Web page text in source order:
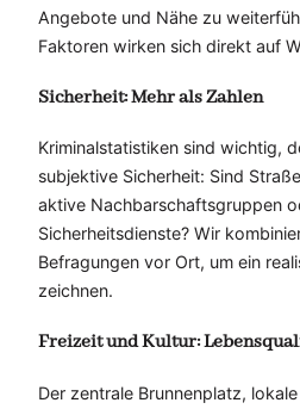
Angebote und Nähe zu
Faktoren wirken sich direkt auf
Sicherheit: Mehr als Zahlen
Kriminalstatistiken sind wichtig,
subjektive Sicherheit: Sind
aktive Nachbarschaftsgruppen
Sicherheitsdienste? Wir
Befragungen vor Ort, um ein
zeichnen.
Freizeit und Kultur:
Der zentrale Brunnenplatz,